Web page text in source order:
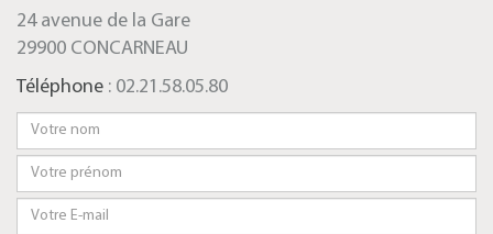
24 avenue de la Gare
29900 CONCARNEAU
Téléphone : 02.21.58.05.80